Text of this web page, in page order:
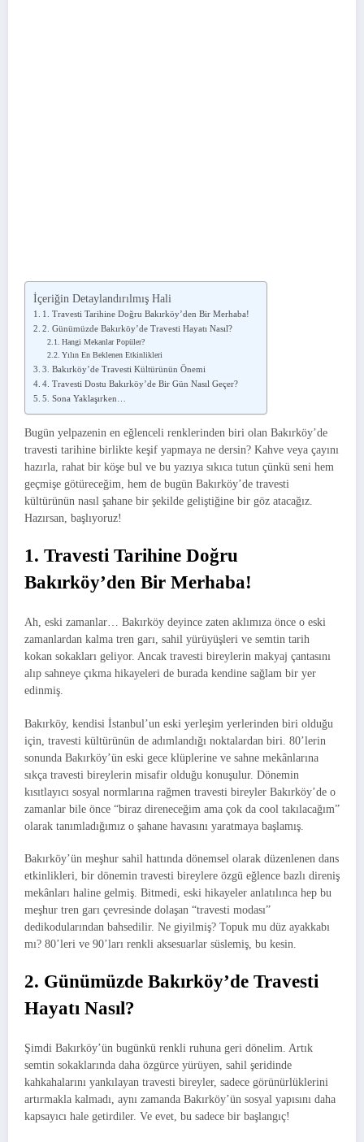
İçeriğin Detaylandırılmış Hali
1. Travesti Tarihine Doğru Bakırköy’den Bir Merhaba!
2. Günümüzde Bakırköy’de Travesti Hayatı Nasıl?
Hangi Mekanlar Popüler?
Yılın En Beklenen Etkinlikleri
3. Bakırköy’de Travesti Kültürünün Önemi
4. Travesti Dostu Bakırköy’de Bir Gün Nasıl Geçer?
5. Sona Yaklaşırken…
Bugün yelpazenin en eğlenceli renklerinden biri olan Bakırköy’de
travesti tarihine birlikte keşif yapmaya ne dersin? Kahve veya çayını
hazırla, rahat bir köşe bul ve bu yazıya sıkıca tutun çünkü seni hem
geçmişe götüreceğim, hem de bugün Bakırköy’de travesti
kültürünün nasıl şahane bir şekilde geliştiğine bir göz atacağız.
Hazırsan, başlıyoruz!
1. Travesti Tarihine Doğru
Bakırköy’den Bir Merhaba!
Ah, eski zamanlar… Bakırköy deyince zaten aklımıza önce o eski
zamanlardan kalma tren garı, sahil yürüyüşleri ve semtin tarih
kokan sokakları geliyor. Ancak travesti bireylerin makyaj çantasını
alıp sahneye çıkma hikayeleri de burada kendine sağlam bir yer
edinmiş.
Bakırköy, kendisi İstanbul’un eski yerleşim yerlerinden biri olduğu
için, travesti kültürünün de adımlandığı noktalardan biri. 80’lerin
sonunda Bakırköy’ün eski gece klüplerine ve sahne mekânlarına
sıkça travesti bireylerin misafir olduğu konuşulur. Dönemin
kısıtlayıcı sosyal normlarına rağmen travesti bireyler Bakırköy’de o
zamanlar bile önce “biraz direneceğim ama çok da cool takılacağım”
olarak tanımladığımız o şahane havasını yaratmaya başlamış.
Bakırköy’ün meşhur sahil hattında dönemsel olarak düzenlenen dans
etkinlikleri, bir dönemin travesti bireylere özgü eğlence bazlı direniş
mekânları haline gelmiş. Bitmedi, eski hikayeler anlatılınca hep bu
meşhur tren garı çevresinde dolaşan “travesti modası”
dedikodularından bahsedilir. Ne giyilmiş? Topuk mu düz ayakkabı
mı? 80’leri ve 90’ları renkli aksesuarlar süslemiş, bu kesin.
2. Günümüzde Bakırköy’de Travesti
Hayatı Nasıl?
Şimdi Bakırköy’ün bugünkü renkli ruhuna geri dönelim. Artık
semtin sokaklarında daha özgürce yürüyen, sahil şeridinde
kahkahalarını yankılayan travesti bireyler, sadece görünürlüklerini
artırmakla kalmadı, aynı zamanda Bakırköy’ün sosyal yapısını daha
kapsayıcı hale getirdiler. Ve evet, bu sadece bir başlangıç!